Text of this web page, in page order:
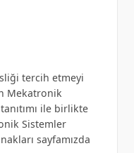
tercih etmeyi
Mekatronik
ile birlikte
Sistemler
sayfamızda